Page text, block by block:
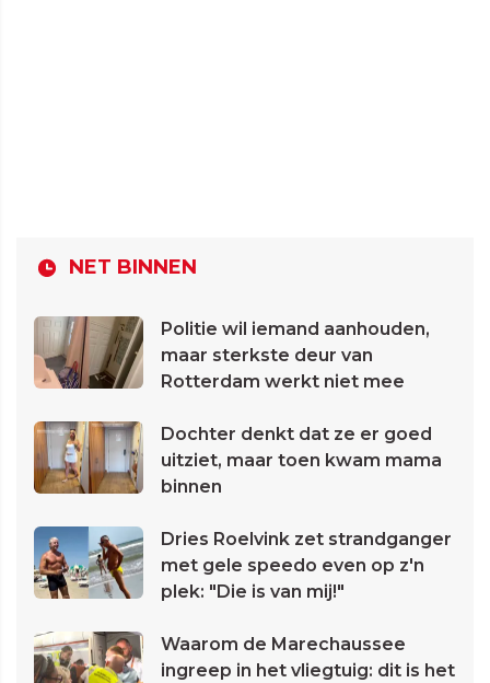
NET BINNEN
Politie wil iemand aanhouden,
maar sterkste deur van
Rotterdam werkt niet mee
Dochter denkt dat ze er goed
uitziet, maar toen kwam mama
binnen
Dries Roelvink zet strandganger
met gele speedo even op z'n
plek: "Die is van mij!"
Waarom de Marechaussee
ingreep in het vliegtuig: dit is het